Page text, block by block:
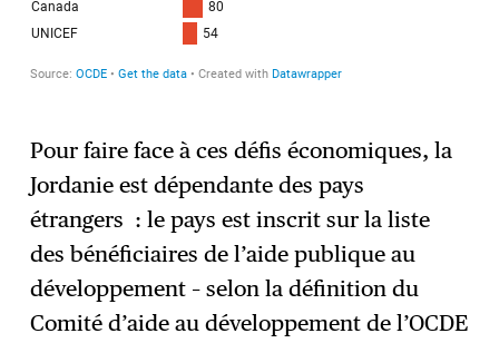
Pour faire face à ces défis économiques, la
Jordanie est dépendante des pays
étrangers : le pays est inscrit sur la liste
des bénéficiaires de l’aide publique au
développement – selon la définition du
Comité d’aide au développement de l’OCDE